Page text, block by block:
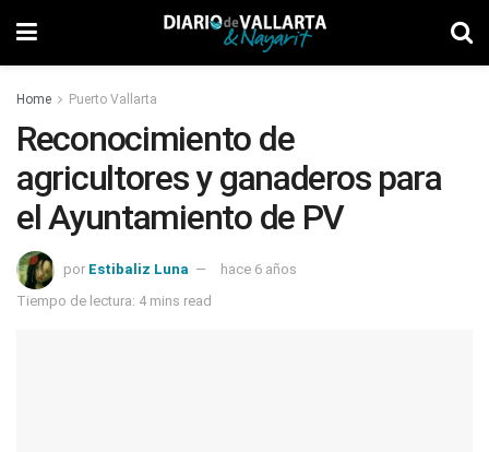
Home Puerto Vallarta
Reconocimiento de
agricultores y ganaderos para
el Ayuntamiento de PV
por Estibaliz Luna
hace 6 años
Tiempo de lectura: 4 mins read